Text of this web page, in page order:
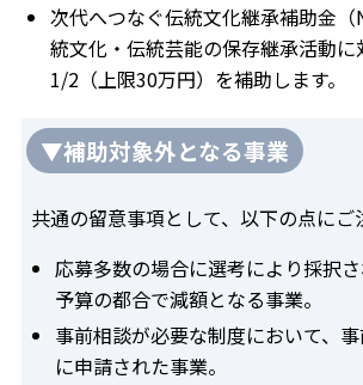
次代へつなぐ伝統文化継承補助金
統文化・伝統芸能の保存継承活動
1/2（上限30万円）を補助します。
▼補助対象外となる事業
共通の留意事項として、以下の点にご
応募多数の場合に選考により採択
予算の都合で減額となる事業。
事前相談が必要な制度において、
に申請された事業。